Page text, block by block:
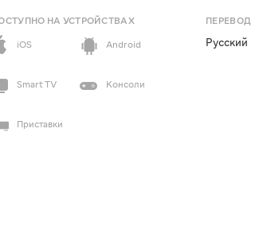
НА УСТРОЙСТВАХ
iOS
Android
Smart TV Консоли
Приставки
ПЕРЕВОД
Русский